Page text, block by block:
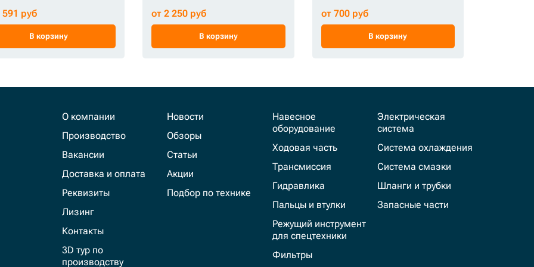
591 руб
В корзину
от 2 250 руб
В корзину
от 700 руб
В корзину
О компании
Производство
Вакансии
Доставка и оплата
Реквизиты
Лизинг
Контакты
3D тур по
производству
Новости
Обзоры
Статьи
Акции
Подбор по технике
Навесное
оборудование
Ходовая часть
Трансмиссия
Гидравлика
Пальцы и втулки
Режущий инструмент
для спецтехники
Фильтры
Электрическая
система
Система охлаждения
Система смазки
Шланги и трубки
Запасные части